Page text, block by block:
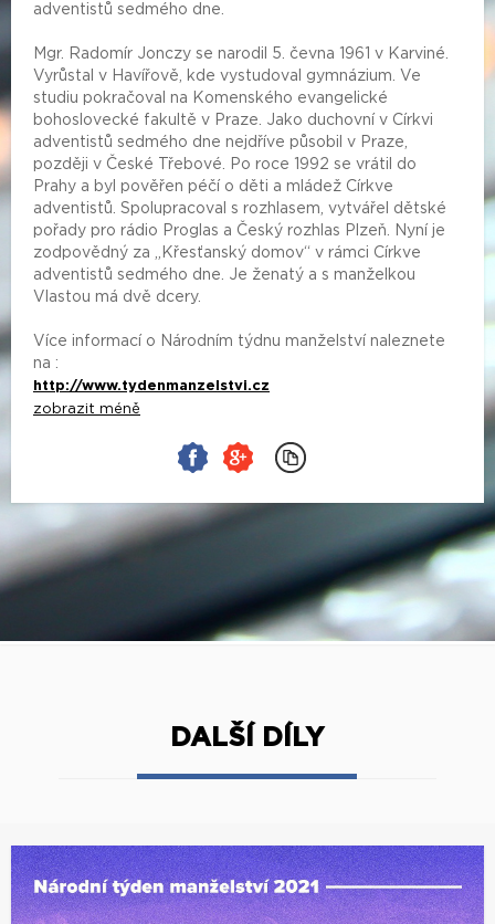
adventistů sedmého dne.
Mgr. Radomír Jonczy se narodil 5. čevna 1961 v Karviné.
Vyrůstal v Havířově, kde vystudoval gymnázium. Ve
studiu pokračoval na Komenského evangelické
bohoslovecké fakultě v Praze. Jako duchovní v Církvi
adventistů sedmého dne nejdříve působil v Praze,
později v České Třebové. Po roce 1992 se vrátil do
Prahy a byl pověřen péčí o děti a mládež Církve
adventistů. Spolupracoval s rozhlasem, vytvářel dětské
pořady pro rádio Proglas a Český rozhlas Plzeň. Nyní je
zodpovědný za „Křesťanský domov“ v rámci Církve
adventistů sedmého dne. Je ženatý a s manželkou
Vlastou má dvě dcery.
Více informací o Národním týdnu manželství naleznete
na :
http://www.tydenmanzelstvi.cz
zobrazit méně
DALŠÍ DÍLY